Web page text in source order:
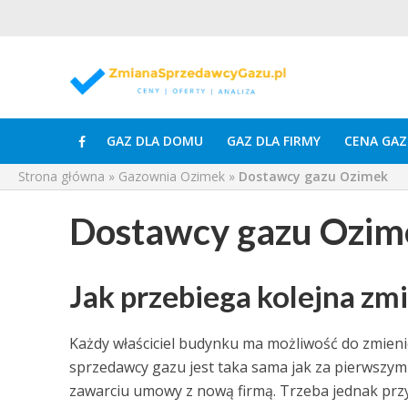
GAZ DLA DOMU GAZ DLA FIRMY CENA
Strona główna » Gazownia Ozimek » Dostawcy gazu Ozimek
Dostawcy gazu
Jak przebiega kolejna
Każdy właściciel budynku ma możliwość do
sprzedawcy gazu jest taka sama jak za
zawarciu umowy z nową firmą. Trzeba jednak